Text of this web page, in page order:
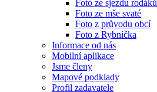
Foto ze sjezdu rodáků
Foto ze mše svaté
Foto z průvodu obcí
Foto z Rybníčka
Informace od nás
Mobilní aplikace
Jsme členy
Mapové podklady
Profil zadavatele